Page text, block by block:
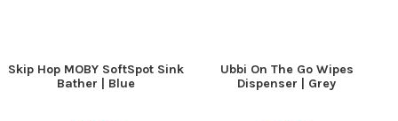
Skip Hop MOBY SoftSpot Sink
Bather | Blue
Ubbi On The Go Wipes
Dispenser | Grey